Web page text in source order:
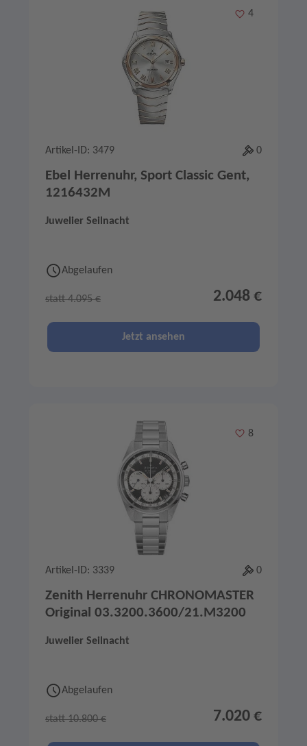
Merken
4
Artikel-ID: 3479 0
Ebel Herrenuhr, Sport Classic Gent,
1216432M
Juwelier Seilnacht
Abgelaufen
statt 4.095 € 2.048 €
Jetzt ansehen
Merken
8
Artikel-ID: 3339 0
Zenith Herrenuhr CHRONOMASTER
Original 03.3200.3600/21.M3200
Juwelier Seilnacht
Abgelaufen
statt 10.800 € 7.020 €